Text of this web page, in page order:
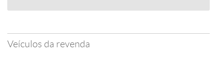
Veículos da revenda